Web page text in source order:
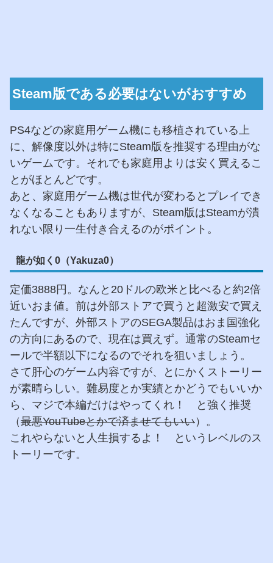
Steam版である必要はないがおすすめ
PS4などの家庭用ゲーム機にも移植されている上
に、解像度以外は特にSteam版を推奨する理由がな
いゲームです。それでも家庭用よりは安く買えるこ
とがほとんどです。
あと、家庭用ゲーム機は世代が変わるとプレイでき
なくなることもありますが、Steam版はSteamが潰
れない限り一生付き合えるのがポイント。
龍が如く0（Yakuza0）
定価3888円。なんと20ドルの欧米と比べると約2倍
近いおま値。前は外部ストアで買うと超激安で買え
たんですが、外部ストアのSEGA製品はおま国強化
の方向にあるので、現在は買えず。通常のSteamセ
ールで半額以下になるのでそれを狙いましょう。
さて肝心のゲーム内容ですが、とにかくストーリー
が素晴らしい。難易度とか実績とかどうでもいいか
ら、マジで本編だけはやってくれ！ と強く推奨
（最悪YouTubeとかで済ませてもいい）。
これやらないと人生損するよ！ というレベルのス
トーリーです。